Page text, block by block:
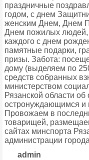
праздничные
годом, с днем
женским Днем, Днем
Днем пожилых
каждого с днем
памятные подарки,
призы. Забота:
дому (выделяем по
средств собранных
министерством
Рязанской области
остронуждающимся и
Провожаем в
товарищей,
сайтах минспорта
администрации
admin